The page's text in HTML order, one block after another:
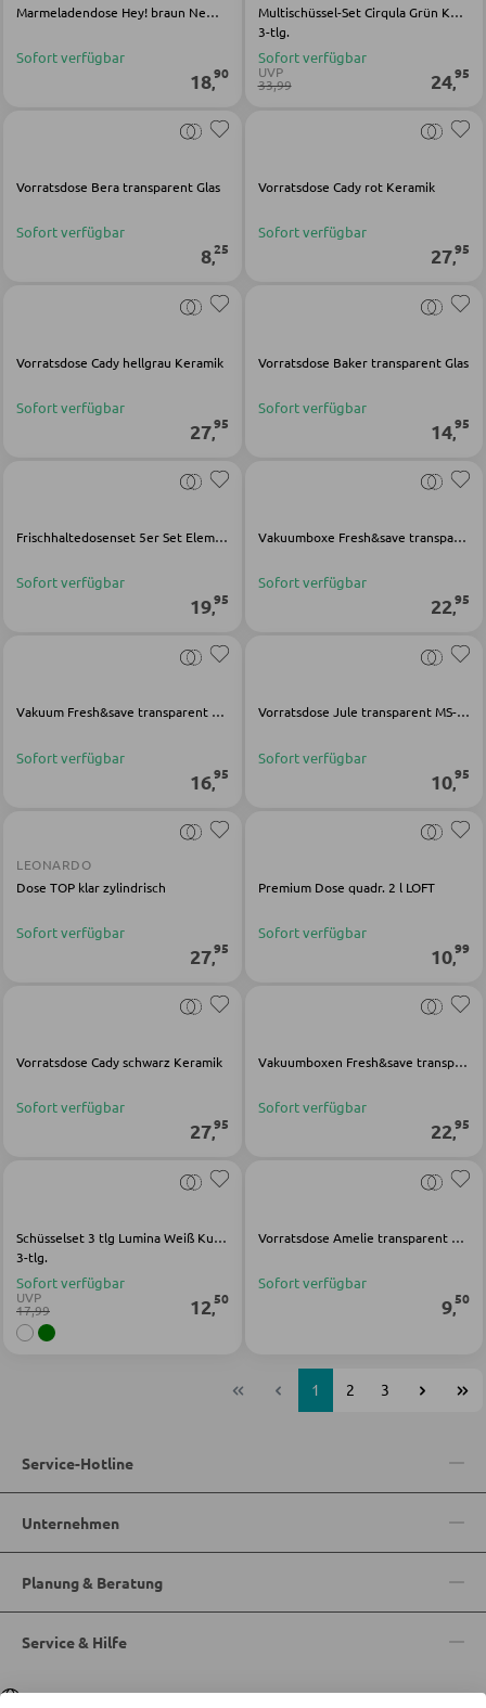
Kinderbetten
Kinderkleiderschränke
Kinderzimmerleuchten
Sonstige Kindermöbel
Jugendbetten
Jugendkleiderschränke
SCHREIBTISCHE
Holz-Schreibtische
Schreibtischkombinationen
Bürozubehör
Schreibtischlampen
Bürostühle
Marmeladendose Hey! braun New Bone China
Sofort verfügbar
18,90
Multischüssel-Set Cirqula Grün Kunststoff
3-tlg.
Sofort verfügbar
UVP
33,99 24,95
Vorratsdose Bera transparent Glas
Sofort verfügbar
8,25
Vorratsdose Cady rot Keramik
Sofort verfügbar
27,95
Vorratsdose Cady hellgrau Keramik
Sofort verfügbar
27,95
Vorratsdose Baker transparent Glas
Sofort verfügbar
14,95
Frischhaltedosenset 5er Set Elements grün Kunststoff
Sofort verfügbar
19,95
Vakuumboxe Fresh&save transparent grau Kunststoff
Sofort verfügbar
22,95
Vakuum Fresh&save transparent grau Kunststoff
Sofort verfügbar
16,95
Vorratsdose Jule transparent MS-Kunststoff
Sofort verfügbar
10,95
LEONARDO
Dose TOP klar zylindrisch
Sofort verfügbar
27,95
Premium Dose quadr. 2 l LOFT
Sofort verfügbar
10,99
Vorratsdose Cady schwarz Keramik
Sofort verfügbar
27,95
Vakuumboxen Fresh&save transparent grau Glas
Sofort verfügbar
22,95
Schüsselset 3 tlg Lumina Weiß Kunststoff
3-tlg.
Sofort verfügbar
UVP
17,99 12,50
Vorratsdose Amelie transparent Glas
Sofort verfügbar
9,50
1 2 3
Service-Hotline
Unternehmen
Planung & Beratung
Service & Hilfe
SpracheDeutsch|Italiano